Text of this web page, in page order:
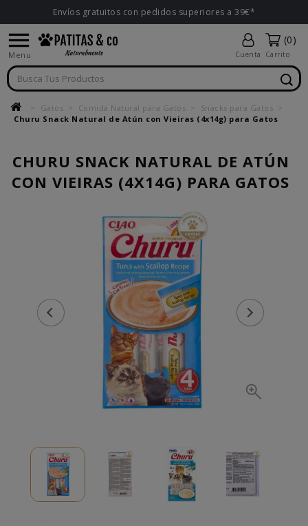
Envíos gratuitos con pedidos superiores a 39€*

Menu Cuenta
(0)
Carrito
Gatos Comida Natural para Gatos
Snacks para Gatos
Churu Snack Natural de Atún con Vieiras (4x14g) para Gatos
CHURU SNACK NATURAL DE ATÚN
CON VIEIRAS (4X14G) PARA GATOS